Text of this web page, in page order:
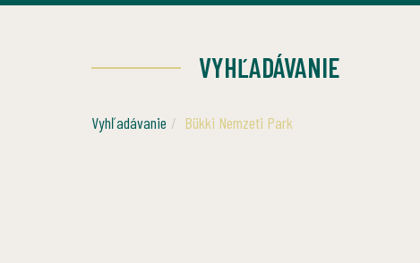
VYHĽADÁVANIE
Vyhľadávanie Bükki Nemzeti Park